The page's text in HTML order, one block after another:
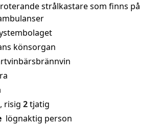
roterande strålkastare som finns på
könsorgan
risig 2tjatig
lögnaktig person